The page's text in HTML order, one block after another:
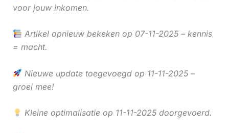
voor jouw inkomen.
Artikel opnieuw bekeken op 07-11-2025 – kennis
= macht.
Nieuwe update toegevoegd op 11-11-2025 –
groei mee!
Kleine optimalisatie op 11-11-2025 doorgevoerd.